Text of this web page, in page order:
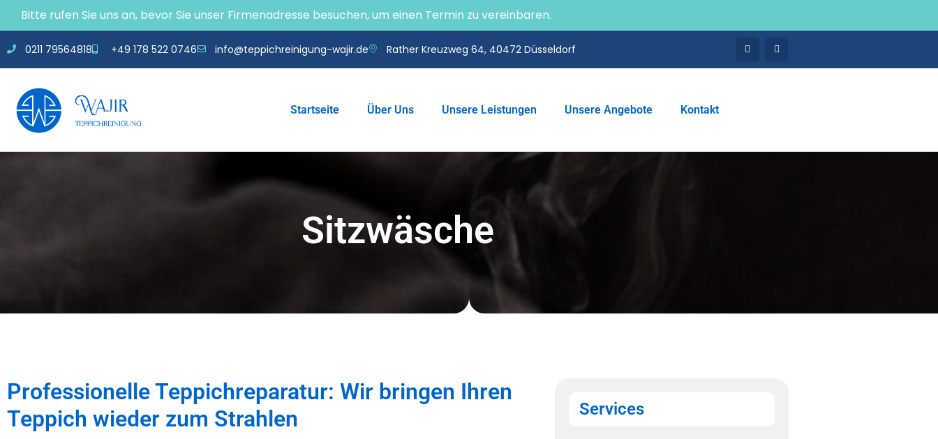
Bitte rufen Sie uns an, bevor Sie unser Firmenadresse besuchen, um einen Termin zu vereinbaren.
0211 79564818 +49 178 522 0746 info@teppichreinigung-wajir.de Rather Kreuzweg 64, 40472 Düsseldorf
Startseite Über Uns Unsere Leistungen Unsere Angebote Kontakt
Sitzwäsche
Professionelle Teppichreparatur: Wir bringen Ihren
Teppich wieder zum Strahlen
Services